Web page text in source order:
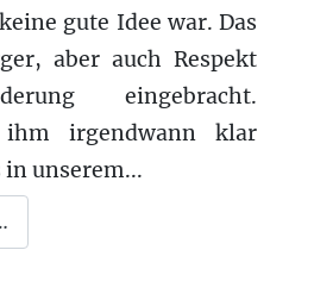
gute Idee war. Das
aber auch Respekt
eingebracht.
irgendwann klar
in unserem...